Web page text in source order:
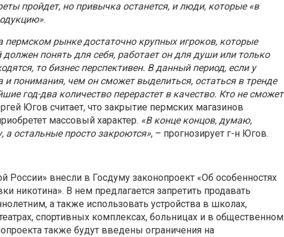
пройдет, но привычка останется, и люди, которые «в
.
пермском рынке достаточно крупных игроков, которые
понять для себя, работает он для души или только
то бизнес перспективен. В данный период, если у
и понимания, чем он сможет выделиться, остаться в тренде
год-два количество перерастет в качество. Кто не сможет
Югов считает, что закрытие пермских магазинов
массовый характер. «В конце концов, думаю,
а остальные просто закроются», – прогнозирует г-н Югов.
России» внесли в Госдуму законопроект «Об особенностях
никотина». В нем предлагается запретить продавать
а также использовать устройства в школах,
спортивных комплексах, больницах и в общественном
также будут введены ограничения на